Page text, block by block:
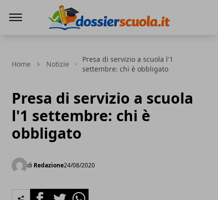
Home Notizie
Presa di servizio a scuola l'1
settembre: chi è obbligato
Presa di servizio a scuola
l'1 settembre: chi è
obbligato
di Redazione24/08/2020
FacebookTwitterWhatsapp